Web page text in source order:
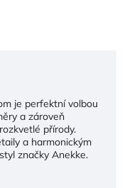
je perfektní volbou
a zároveň
přírody.
a harmonickým
značky Anekke.